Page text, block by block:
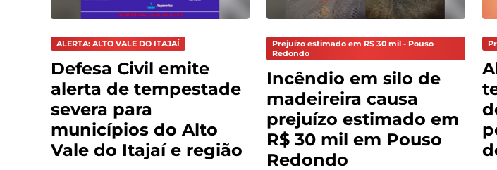
ALERTA: ALTO VALE DO ITAJAÍ
Defesa Civil emite
alerta de tempestade
severa para
municípios do Alto
Vale do Itajaí e região
Prejuízo estimado em R$ 30 mil - Pouso
Redondo
Incêndio em silo de
madeireira causa
prejuízo estimado em
R$ 30 mil em Pouso
Redondo